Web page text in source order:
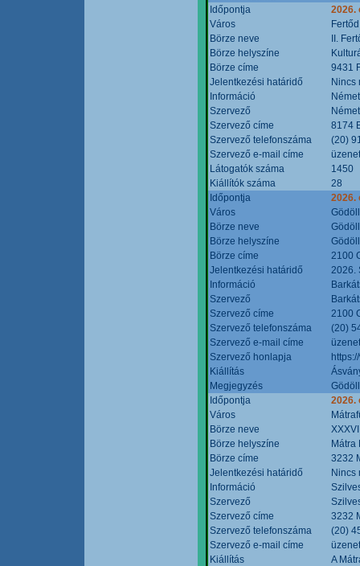
Időpontja
2026.
Város
Fertőd
Börze neve
II.
Börze helyszíne
Börze címe
9431
Jelentkezési határidő
Nincs
Információ
Szervező
Szervező címe
8174
Szervező telefonszáma
(20)
Szervező e-mail címe
Látogatók száma
1450
Kiállítók száma
28
Időpontja
2026.
Város
Börze neve
Börze helyszíne
Börze címe
2100
Jelentkezési határidő
2026.
Információ
Szervező
Szervező címe
2100
Szervező telefonszáma
(20)
Szervező e-mail címe
Szervező honlapja
Kiállítás
Megjegyzés
Időpontja
2026.
Város
Börze neve
Börze helyszíne
Mátra
Börze címe
3232
Jelentkezési határidő
Nincs
Információ
Szervező
Szervező címe
3232
Szervező telefonszáma
(20)
Szervező e-mail címe
Kiállítás
A